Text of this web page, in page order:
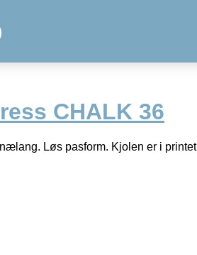
CHALK 36
Løs pasform. Kjolen er i printet